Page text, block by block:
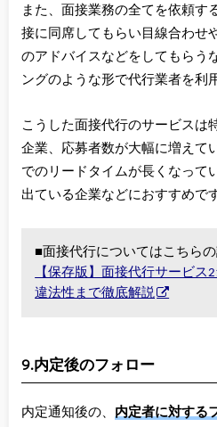
また、面接業務の全てを依頼す
接に同席してもらい目線合わせ
のアドバイスなどをしてもらう
ングのような形で代行業者を利
こうした面接代行のサービスは
企業、応募者数が大幅に増えて
でのリードタイムが長くなって
出ている企業などにおすすめです
■面接代行についてはこちら
【保存版】面接代行サービス
違法性まで徹底解説
9.内定後のフォロー
内定通知後の、 内定者に対する